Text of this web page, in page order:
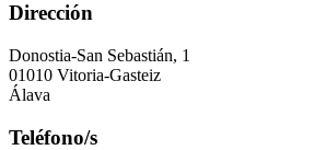
Dirección
Donostia-San Sebastián, 1
01010 Vitoria-Gasteiz
Álava
Teléfono/s